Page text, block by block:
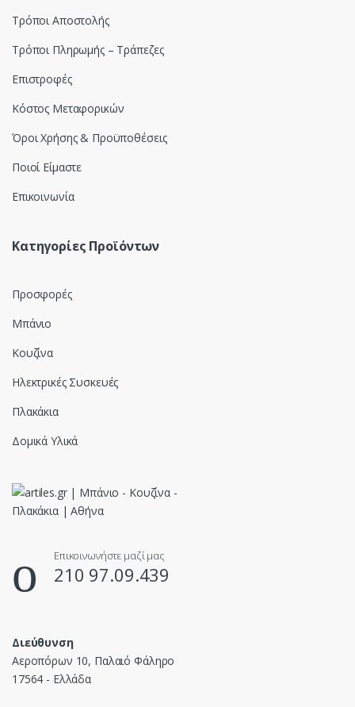
Τρόποι Αποστολής
Τρόποι Πληρωμής – Τράπεζες
Επιστροφές
Κόστος Μεταφορικών
Όροι Χρήσης & Προϋποθέσεις
Ποιοί Είμαστε
Επικοινωνία
Κατηγορίες Προϊόντων
Προσφορές
Μπάνιο
Κουζίνα
Ηλεκτρικές Συσκευές
Πλακάκια
Δομικά Υλικά
Επικοινωνήστε μαζί μας
210 97.09.439
Διεύθυνση
Αεροπόρων 10, Παλαιό Φάληρο
17564 - Ελλάδα